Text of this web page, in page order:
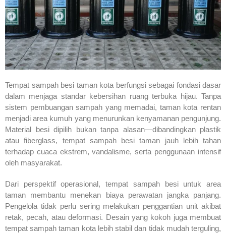
Tempat sampah besi taman kota berfungsi sebagai fondasi dasar
dalam menjaga standar kebersihan ruang terbuka hijau. Tanpa
sistem pembuangan sampah yang memadai, taman kota rentan
menjadi area kumuh yang menurunkan kenyamanan pengunjung.
Material besi dipilih bukan tanpa alasan—dibandingkan plastik
atau fiberglass, tempat sampah besi taman jauh lebih tahan
terhadap cuaca ekstrem, vandalisme, serta penggunaan intensif
oleh masyarakat.
Dari perspektif operasional, tempat sampah besi untuk area
taman membantu menekan biaya perawatan jangka panjang.
Pengelola tidak perlu sering melakukan penggantian unit akibat
retak, pecah, atau deformasi. Desain yang kokoh juga membuat
tempat sampah taman kota lebih stabil dan tidak mudah terguling,